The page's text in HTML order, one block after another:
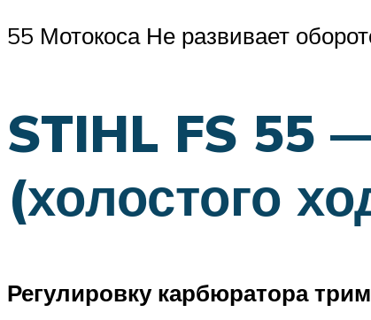
55 Мотокоса Не развивает
STIHL FS 55
(холостого
Регулировку карбюратора